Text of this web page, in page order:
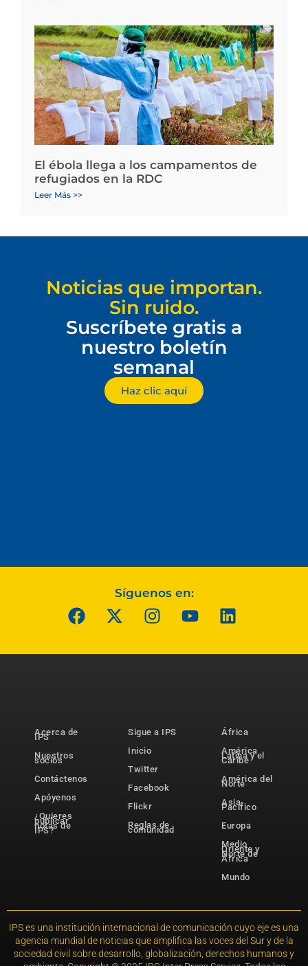
El ébola llega a los campamentos de
refugiados en la RDC
Leer Más >>
Noticias que importan.
Sin ruido.
Suscríbete gratis a
nuestro boletín
semanal
Haz clic aquí
Síguenos en:
Acerca de
IPS
Nuestros
socios
Contáctenos
Apóyenos
¿Quieres
publicar
notas de
IPS?
Sigue a IPS
Inicio
Twitter
Facebook
Flickr
Reglas de
comunidad
África
América
Latina y el
Caribe
América del
Norte
Asia-
Pacífico
Europa
Medio
Oriente y
Norte de
África
Mundo
IPS es una institución internacional de comunicación cuyo eje es una
agencia mundial de noticias que amplifica las voces del Sur y de la
sociedad civil sobre desarrollo, globalización, derechos humanos y